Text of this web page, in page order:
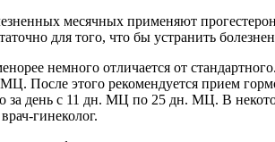
месячных применяют
для того, что бы устранить
немного отличается от
После этого рекомендуется прием
за день с 11 дн. МЦ по 25 дн. МЦ. В
гинеколог.